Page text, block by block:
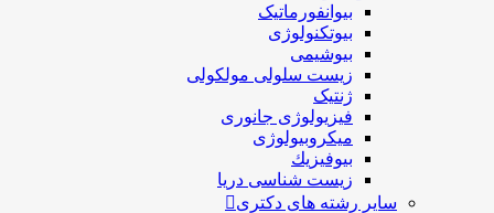
بیوانفورماتیک
بیوتکنولوژی
بیوشیمی
زیست سلولی مولکولی
ژنتیک
فیزیولوژی جانوری
میکروبیولوژی
بيوفيزيك
زیست شناسی دریا
سایر رشته های دکتری